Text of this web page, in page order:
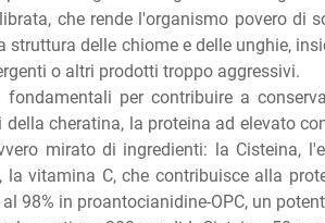
che rende l'organismo povero di
delle chiome e delle unghie,
o altri prodotti troppo aggressivi.
per contribuire a
cheratina, la proteina ad elevato
mirato di ingredienti: la Cisteina,
vitamina C, che contribuisce alla
98% in proantocianidine-OPC, un